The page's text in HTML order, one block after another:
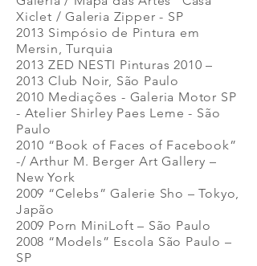
Xiclet / Galeria Zipper - SP
2013 Simpósio de Pintura em
Mersin, Turquia
2013 ZED NESTI Pinturas 2010 –
2013 Club Noir, São Paulo
2010 Mediações - Galeria Motor SP
- Atelier Shirley Paes Leme - São
Paulo
2010 “Book of Faces of Facebook”
-/ Arthur M. Berger Art Gallery –
New York
2009 “Celebs” Galerie Sho – Tokyo,
Japão
2009 Porn MiniLoft – São Paulo
2008 “Models” Escola São Paulo –
SP